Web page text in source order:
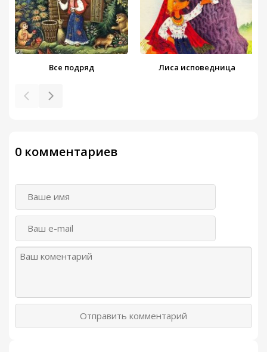
Все подряд Лиса исповедница
0 комментариев
Отправить комментарий